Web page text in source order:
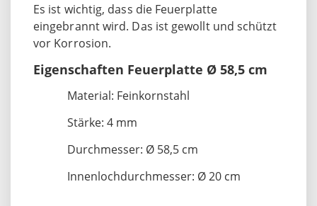
Es ist wichtig, dass die Feuerplatte
eingebrannt wird. Das ist gewollt und schützt
vor Korrosion.
Eigenschaften Feuerplatte Ø 58,5 cm
Material: Feinkornstahl
Stärke: 4 mm
Durchmesser: Ø 58,5 cm
Innenlochdurchmesser: Ø 20 cm